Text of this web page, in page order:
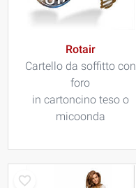
Rotair
Cartello da soffitto con
foro
in cartoncino teso o
micoonda